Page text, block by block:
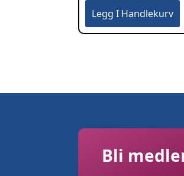
Legg I Handlekurv
Bli